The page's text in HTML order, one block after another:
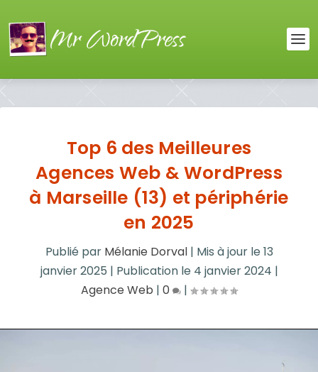
Top 6 des Meilleures
Agences Web & WordPress
à Marseille (13) et périphérie
en 2025
Publié par Mélanie Dorval| Mis à jour le 13
janvier 2025 | Publication le 4 janvier 2024 |
Agence Web | 0 |